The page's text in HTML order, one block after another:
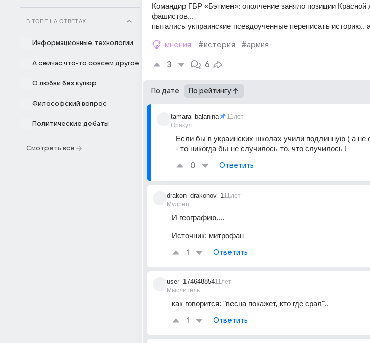
В ТОПЕ НА ОТВЕТАХ
Информационные технологии
А сейчас что-то совсем другое
О любви без купюр
Философский вопрос
Политические дебаты
Смотреть все
Командир ГБР «Бэтмен»: ополчение заняло позиции
фашистов...
пытались укпраинские псевдоученные переписать историю..
мнения #история #армия
3 6
По дате По рейтингу
tamara_balanina
Оракул
11лет
Если бы в украинских школах учили подлинную ( а
- то никогда бы не случилось то, что случилось !
0 Ответить
drakon_drakonov_1
Мудрец
11лет
И географию....
Источник: митрофан
1 Ответить
user_174648854
Мыслитель
11лет
как говорится: "весна покажет, кто где срал"..
1 Ответить